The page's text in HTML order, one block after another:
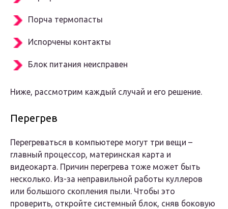
Порча термопасты
Испорчены контакты
Блок питания неисправен
Ниже, рассмотрим каждый случай и его решение.
Перегрев
Перегреваться в компьютере могут три вещи –
главный процессор, материнская карта и
видеокарта. Причин перегрева тоже может быть
несколько. Из-за неправильной работы куллеров
или большого скопления пыли. Чтобы это
проверить, откройте системный блок, сняв боковую